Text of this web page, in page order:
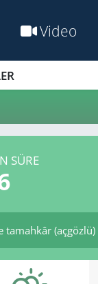
Video
SÜRE
(açgözlü)